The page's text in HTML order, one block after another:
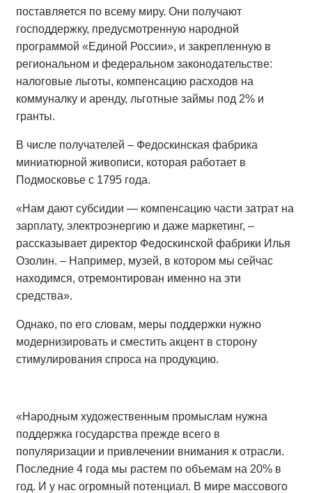
поставляется по всему миру. Они получают
господдержку, предусмотренную народной
программой «Единой России», и закрепленную в
региональном и федеральном законодательстве:
налоговые льготы, компенсацию расходов на
коммуналку и аренду, льготные займы под 2% и
гранты.
В числе получателей – Федоскинская фабрика
миниатюрной живописи, которая работает в
Подмосковье с 1795 года.
«Нам дают субсидии — компенсацию части затрат на
зарплату, электроэнергию и даже маркетинг, –
рассказывает директор Федоскинской фабрики Илья
Озолин. – Например, музей, в котором мы сейчас
находимся, отремонтирован именно на эти
средства».
Однако, по его словам, меры поддержки нужно
модернизировать и сместить акцент в сторону
стимулирования спроса на продукцию.
«Народным художественным промыслам нужна
поддержка государства прежде всего в
популяризации и привлечении внимания к отрасли.
Последние 4 года мы растем по объемам на 20% в
год. И у нас огромный потенциал. В мире массового